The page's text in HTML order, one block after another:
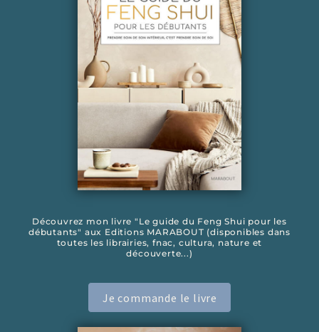
Découvrez mon livre "Le guide du Feng Shui pour les
débutants" aux Editions MARABOUT (disponibles dans
toutes les librairies, fnac, cultura, nature et
découverte...)
Je commande le livre